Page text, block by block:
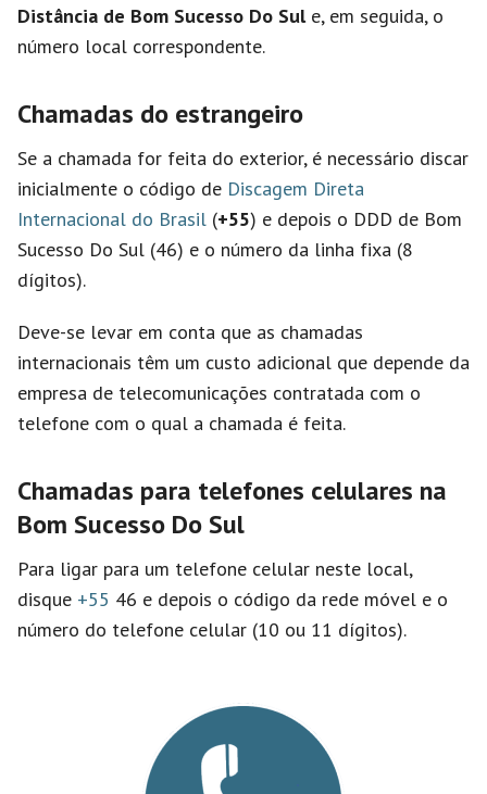
Distância de Bom Sucesso Do Sule, em seguida, o
número local correspondente.
Chamadas do estrangeiro
Se a chamada for feita do exterior, é necessário discar
inicialmente o código de Discagem Direta
Internacional do Brasil (+55) e depois o DDD de Bom
Sucesso Do Sul (46) e o número da linha fixa (8
dígitos).
Deve-se levar em conta que as chamadas
internacionais têm um custo adicional que depende da
empresa de telecomunicações contratada com o
telefone com o qual a chamada é feita.
Chamadas para telefones celulares na
Bom Sucesso Do Sul
Para ligar para um telefone celular neste local,
disque +55 46 e depois o código da rede móvel e o
número do telefone celular (10 ou 11 dígitos).